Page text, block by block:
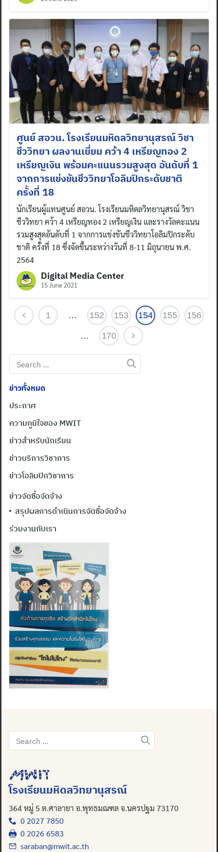
Search
for:
ศูนย์ สอวน. โรงเรียนมหิดลวิทยานุสรณ์ วิชา
ชีววิทยา ผลงานเยี่ยม คว้า 4 เหรียญทอง 2
เหรียญเงิน พร้อมคะแนนรวมสูงสุด อันดับที่ 1
จากการแข่งขันชีววิทยาโอลิมปิกระดับชาติ
ครั้งที่ 18
นักเรียนผู้แทนศูนย์ สอวน. โรงเรียนมหิดลวิทยานุสรณ์ วิชา
ชีววิทยา คว้า 4 เหรียญทอง 2 เหรียญเงิน และรางวัลคะแนน
รวมสูงสุดอันดับที่ 1 จากการแข่งขันชีววิทยาโอลิมปิกระดับ
ชาติ ครั้งที่ 18 ซึ่งจัดขึ้นระหว่างวันที่ 8-11 มิถุนายน พ.ศ.
2564
Digital Media Center
15 June 2021
1 … 152 153 154 155 156
… 170
Search
for:
ข่าวทั้งหมด
ประกาศ
ความภูมิใจของ MWIT
ข่าวสำหรับนักเรียน
ข่าวบริการวิชาการ
ข่าวโอลิมปิกวิชาการ
ข่าวจัดซื้อจัดจ้าง
สรุปผลการดำเนินการจัดซื้อจัดจ้าง
ร่วมงานกับเรา
Search
for:
โรงเรียนมหิดลวิทยานุสรณ์
364 หมู่ 5 ต.ศาลายา อ.พุทธมณฑล จ.นครปฐม 73170
0 2027 7850
0 2026 6583
saraban@mwit.ac.th